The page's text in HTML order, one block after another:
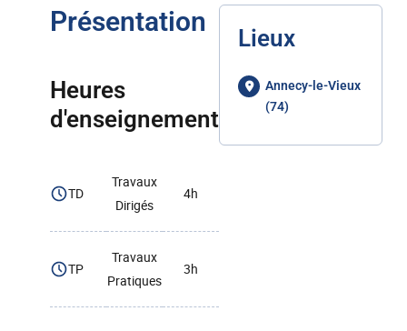
Présentation
Heures
d'enseignement
TD
Travaux
Dirigés
4h
TP
Travaux
Pratiques
3h
Lieux
Annecy-le-Vieux
(74)